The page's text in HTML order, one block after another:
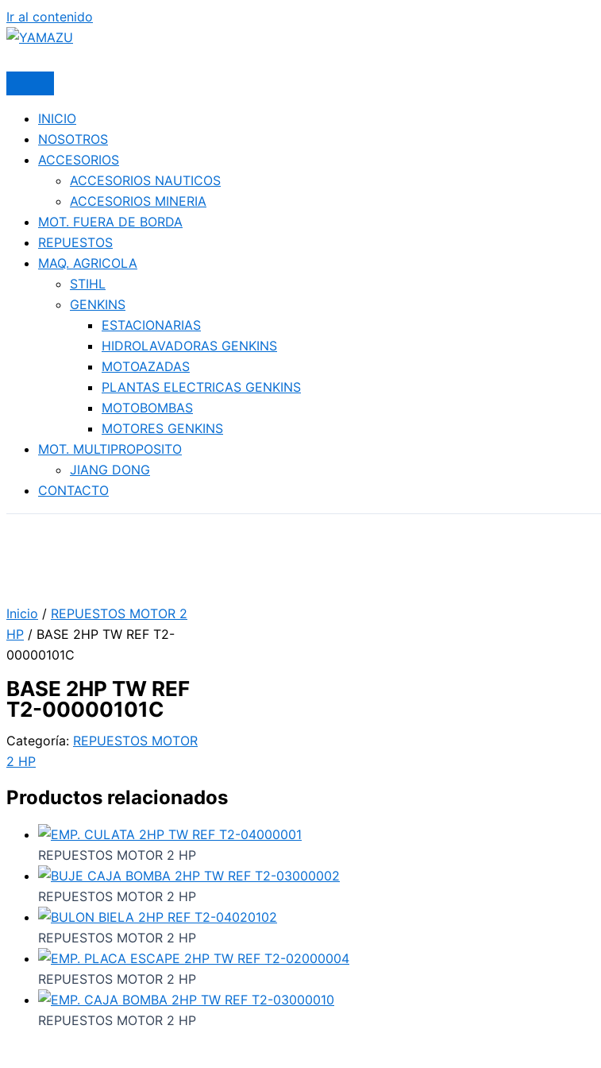
Ir al contenido
INICIO
NOSOTROS
ACCESORIOS
ACCESORIOS NAUTICOS
ACCESORIOS MINERIA
MOT. FUERA DE BORDA
REPUESTOS
MAQ. AGRICOLA
STIHL
GENKINS
ESTACIONARIAS
HIDROLAVADORAS GENKINS
MOTOAZADAS
PLANTAS ELECTRICAS GENKINS
MOTOBOMBAS
MOTORES GENKINS
MOT. MULTIPROPOSITO
JIANG DONG
CONTACTO
Inicio / REPUESTOS MOTOR 2
HP / BASE 2HP TW REF T2-
00000101C
BASE 2HP TW REF
T2-00000101C
Categoría: REPUESTOS MOTOR
2 HP
Productos relacionados
REPUESTOS MOTOR 2 HP
REPUESTOS MOTOR 2 HP
REPUESTOS MOTOR 2 HP
REPUESTOS MOTOR 2 HP
REPUESTOS MOTOR 2 HP